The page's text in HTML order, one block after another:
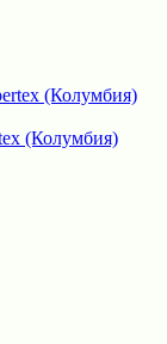
(Колумбия)